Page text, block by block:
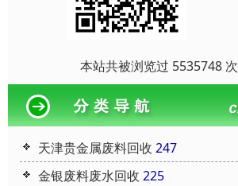
本站共被浏览过 5535748 次
天津贵金属废料回收 247
金银废料废水回收 225